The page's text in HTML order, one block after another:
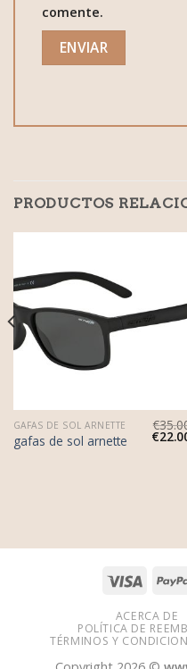
comente.
PRODUCTOS
GAFAS DE SOL ARNETTE
gafas de sol arnette
€
€
ACERCA DE
POLÍTICA DE
TÉRMINOS Y